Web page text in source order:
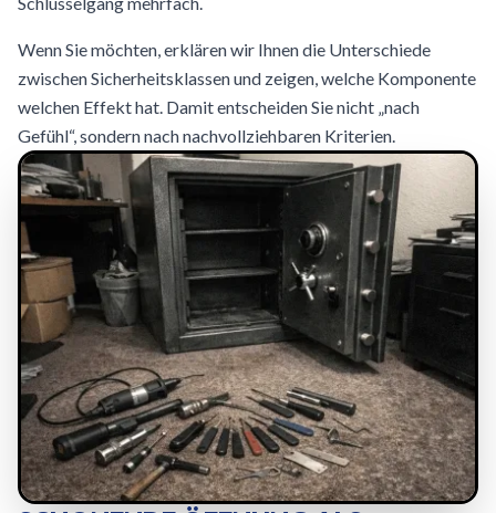
Wenn Sie möchten, erklären wir Ihnen die Unterschiede
zwischen Sicherheitsklassen und zeigen, welche Komponente
welchen Effekt hat. Damit entscheiden Sie nicht „nach
Gefühl“, sondern nach nachvollziehbaren Kriterien.